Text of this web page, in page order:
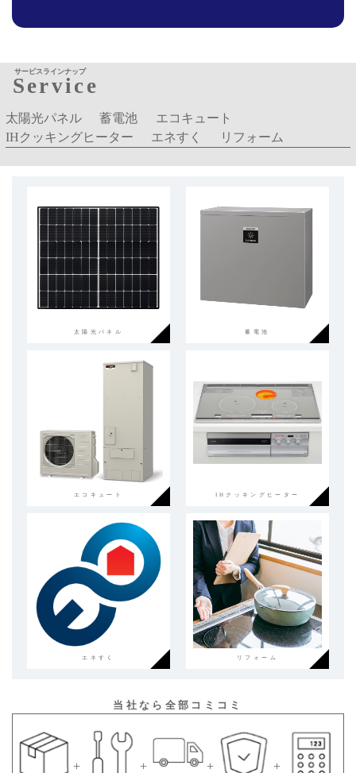
サービスラインナップ
Service
太陽光パネル 蓄電池
エコキュート
IHクッキングヒーター
エネすく リフォーム
太陽光パネル 蓄電池
エコキュート IHクッキングヒーター
エネすく リフォーム
当社なら全部コミコミ
+ + + +